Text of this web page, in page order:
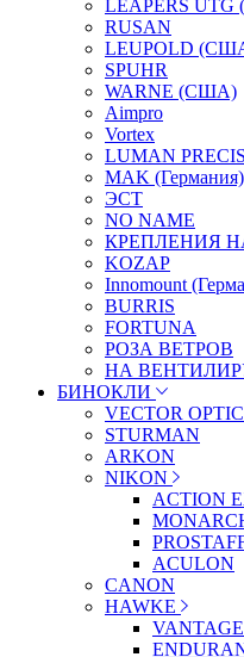
LEAPERS
RUSAN
LEUPOLD
SPUHR
WARNE (США)
Aimpro
Vortex
LUMAN
MAK (Германия)
ЭСТ
NO NAME
КРЕПЛЕНИЯ
KOZAP
Innomount
BURRIS
FORTUNA
РОЗА ВЕТРОВ
НА
БИНОКЛИ
VECTOR
STURMAN
ARKON
NIKON
ACTION
ACULON
CANON
HAWKE